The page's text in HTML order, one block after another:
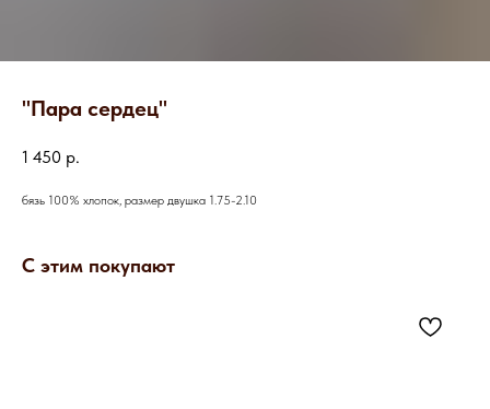
"Пара сердец"
1 450 р.
бязь 100% хлопок, размер двушка 1.75-2.10
С этим покупают